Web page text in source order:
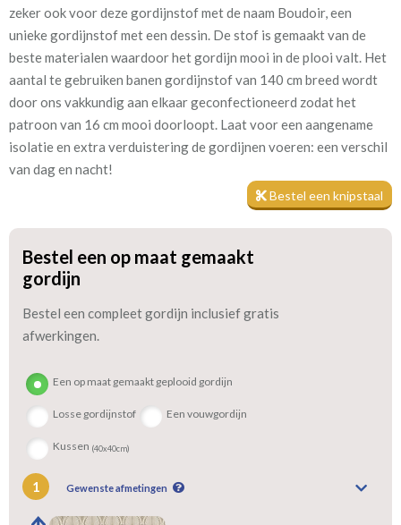
Patroon: 16 cm
Stofbreedte: 138 cm
Meestal eerder, maar houd
rekening met
circa 2-3 weken
eerst een knipstaaltje.
Zo weet u precies met welke kleur en kwaliteit uw gordijnen
worden gemaakt.
voeren: een verschil van dag en nacht!
zeker ook voor deze gordijnstof met de naam Boudoir, een
unieke gordijnstof met een dessin. De stof is gemaakt van de
beste materialen waardoor het gordijn mooi in de plooi valt. Het
aantal te gebruiken banen gordijnstof van 140 cm breed wordt
door ons vakkundig aan elkaar geconfectioneerd zodat het
patroon van 16 cm mooi doorloopt. Laat voor een aangename
isolatie en extra verduistering de gordijnen voeren: een verschil
van dag en nacht!
Bestel een knipstaal
Bestel een op maat gemaakt
gordijn
Bestel een compleet gordijn inclusief gratis
afwerkingen.
Een op maat gemaakt geplooid gordijn
Losse gordijnstof Een vouwgordijn
Kussen (40x40cm)
1 Gewenste afmetingen